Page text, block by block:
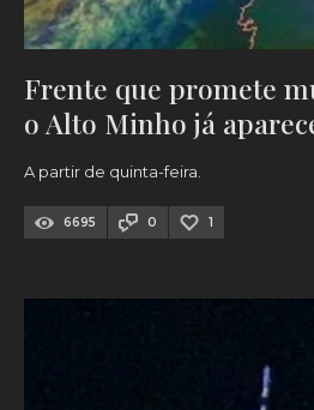
Frente que promete
o Alto Minho já
A partir de quinta-feira.
6695 0 1